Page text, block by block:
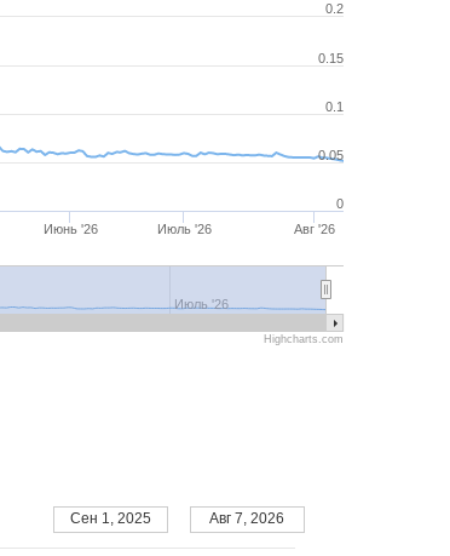
Июнь '26 Июль '26 Авг '26
Июль '26
0
0.05
0.1
0.15
0.2
Highcharts.com
Июнь '26 Июль '26 Авг '26
Сен 1, 2025 Авг 7, 2026